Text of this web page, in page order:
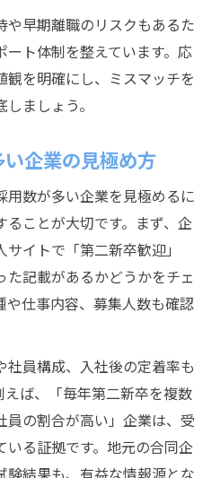
や早期離職のリスクもあるた
ト体制を整えています。応
を明確にし、ミスマッチを
ましょう。
企業の見極め方
数が多い企業を見極めるに
ことが大切です。まず、企
イトで「第二新卒歓迎」
た記載があるかどうかをチェ
や仕事内容、募集人数も確認
社員構成、入社後の定着率も
ば、「毎年第二新卒を複数
員の割合が高い」企業は、受
いる証拠です。地元の合同企
験結果も、有益な情報源とな